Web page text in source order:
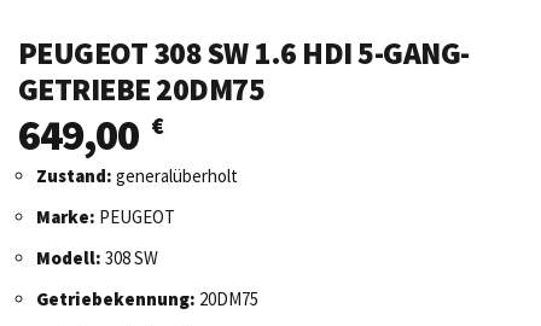
PEUGEOT 308 SW 1.6 HDI 5-GANG-
GETRIEBE 20DM75
649,00 €
Zustand: generalüberholt
Marke: PEUGEOT
Modell: 308 SW
Getriebekennung: 20DM75